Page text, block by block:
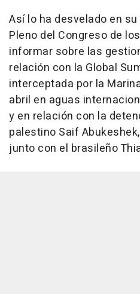
Así lo ha desvelado en
Pleno del Congreso de
informar sobre las
relación con la Global
interceptada por la
abril en aguas
y en relación con la
palestino Saif
junto con el brasileño